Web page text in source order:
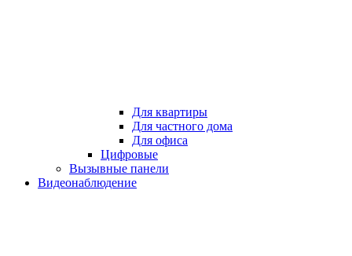
Для квартиры
Для частного дома
Для офиса
Цифровые
Вызывные панели
Видеонаблюдение